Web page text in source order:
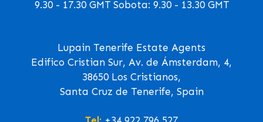
9.30 - 17.30 GMT Sobota: 9.30 - 13.30 GMT
Lupain Tenerife Estate Agents
Edifico Cristian Sur, Av. de Ámsterdam, 4,
38650 Los Cristianos,
Santa Cruz de Tenerife, Spain